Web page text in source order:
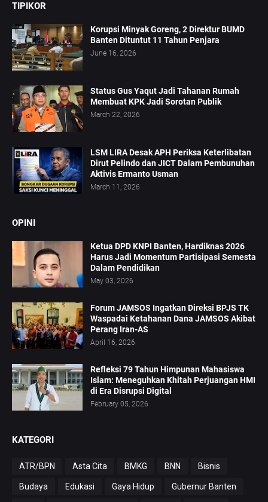
TIPIKOR
Korupsi Minyak Goreng, 2 Direktur BUMD
Banten Dituntut 11 Tahun Penjara
June 16, 2026
Status Gus Yaqut Jadi Tahanan Rumah
Membuat KPK Jadi Sorotan Publik
March 22, 2026
LSM LIRA Desak APH Periksa Keterlibatan
Dirut Pelindo dan JICT Dalam Pembunuhan
Aktivis Ermanto Usman
March 11, 2026
OPINI
Ketua DPD KNPI Banten, Hardiknas 2026
Harus Jadi Momentum Partisipasi Semesta
Dalam Pendidikan
May 03, 2026
Forum JAMSOS Ingatkan Direksi BPJS TK
Waspadai Ketahanan Dana JAMSOS Akibat
Perang Iran-AS
April 16, 2026
Refleksi 79 Tahun Himpunan Mahasiswa
Islam: Meneguhkan Khitah Perjuangan HMI
di Era Disrupsi Digital
February 05, 2026
KATEGORI
ATR/BPN Asta Cita BMKG BNN Bisnis
Budaya Edukasi Gaya Hidup Gubernur Banten